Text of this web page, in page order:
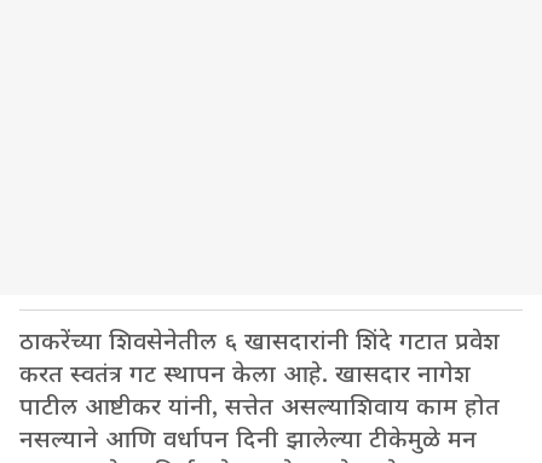
ठाकरेंच्या शिवसेनेतील ६ खासदारांनी शिंदे गटात प्रवेश
करत स्वतंत्र गट स्थापन केला आहे. खासदार नागेश
पाटील आष्टीकर यांनी, सत्तेत असल्याशिवाय काम होत
नसल्याने आणि वर्धापन दिनी झालेल्या टीकेमुळे मन